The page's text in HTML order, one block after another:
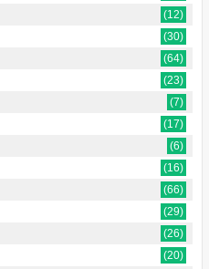
(12)
(30)
(64)
(23)
(7)
(17)
(6)
(16)
(66)
(29)
(26)
(20)